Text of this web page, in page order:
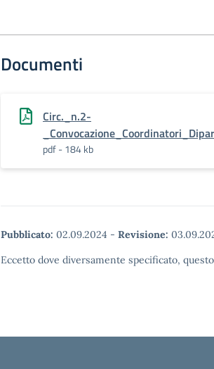
Documenti
Circ._n.2-
pdf - 184 kb
Pubblicato: 02.09.2024 - Revisione:
Eccetto dove diversamente specificato,